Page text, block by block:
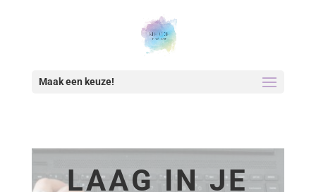
Maak een keuze!
LAAG IN JE